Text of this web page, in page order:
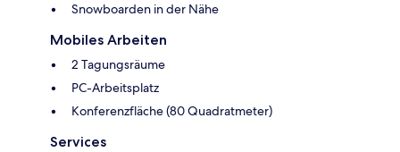
Snowboarden in der Nähe
Mobiles Arbeiten
2 Tagungsräume
PC-Arbeitsplatz
Konferenzfläche (80 Quadratmeter)
Services